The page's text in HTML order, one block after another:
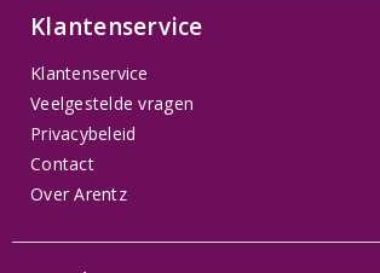
Klantenservice
Klantenservice
Veelgestelde vragen
Privacybeleid
Contact
Over Arentz